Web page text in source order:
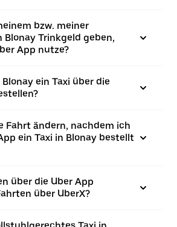
bzw. meiner
Blonay Trinkgeld geben,
App nutze?
ein Taxi über die
Fahrt ändern, nachdem ich
ein Taxi in Blonay bestellt
über die Uber App
über UberX?